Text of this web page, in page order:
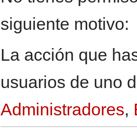
siguiente motivo:
La acción que
usuarios de uno
Administradores,